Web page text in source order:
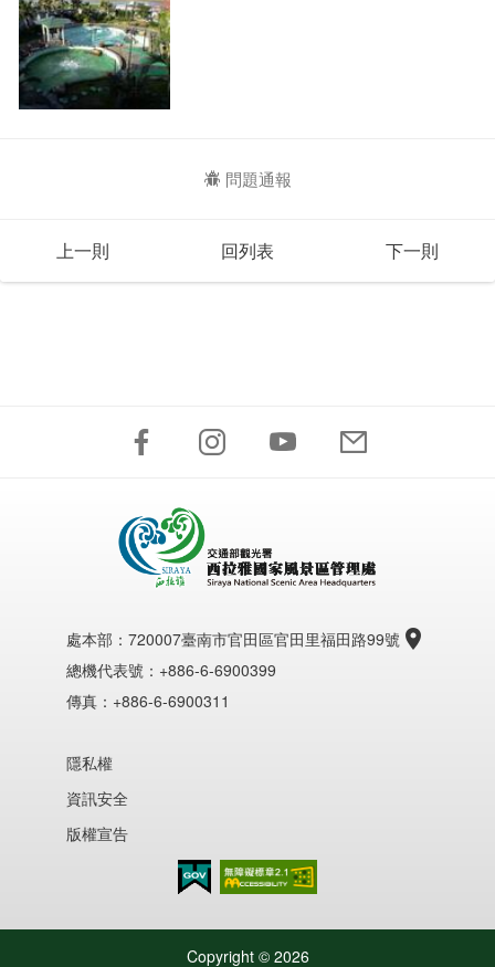
問題通報
上一則 回列表 下一則
處本部： 720007臺南市官田區官田里福田路99號
總機代表號：+886-6-6900399
傳真：+886-6-6900311
隱私權
資訊安全
版權宣告
Copyright © 2026